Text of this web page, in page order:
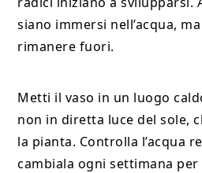
siano immersi nell’acqua,
rimanere fuori.
Metti il vaso in un luogo
non in diretta luce del sole,
la pianta. Controlla l’acqua
cambiala ogni settimana